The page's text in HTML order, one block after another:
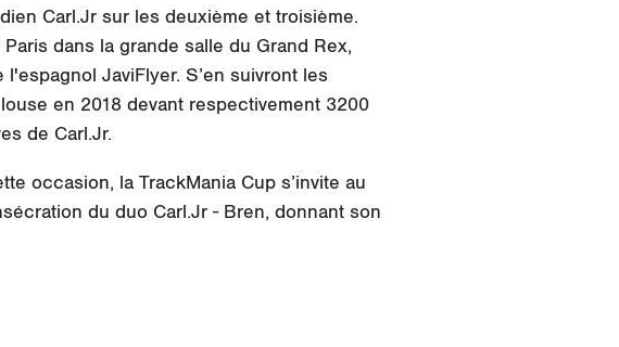
Carl.Jr sur les deuxième et troisième.
dans la grande salle du Grand Rex,
JaviFlyer. S’en suivront les
en 2018 devant respectivement 3200
de Carl.Jr.
occasion, la TrackMania Cup s’invite au
du duo Carl.Jr - Bren, donnant son